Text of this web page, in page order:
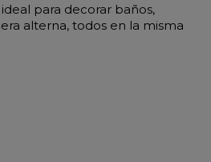
para decorar baños,
alterna, todos en la misma